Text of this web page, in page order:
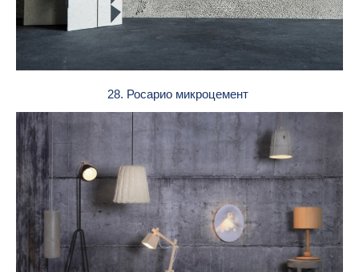
28. Росарио микроцемент